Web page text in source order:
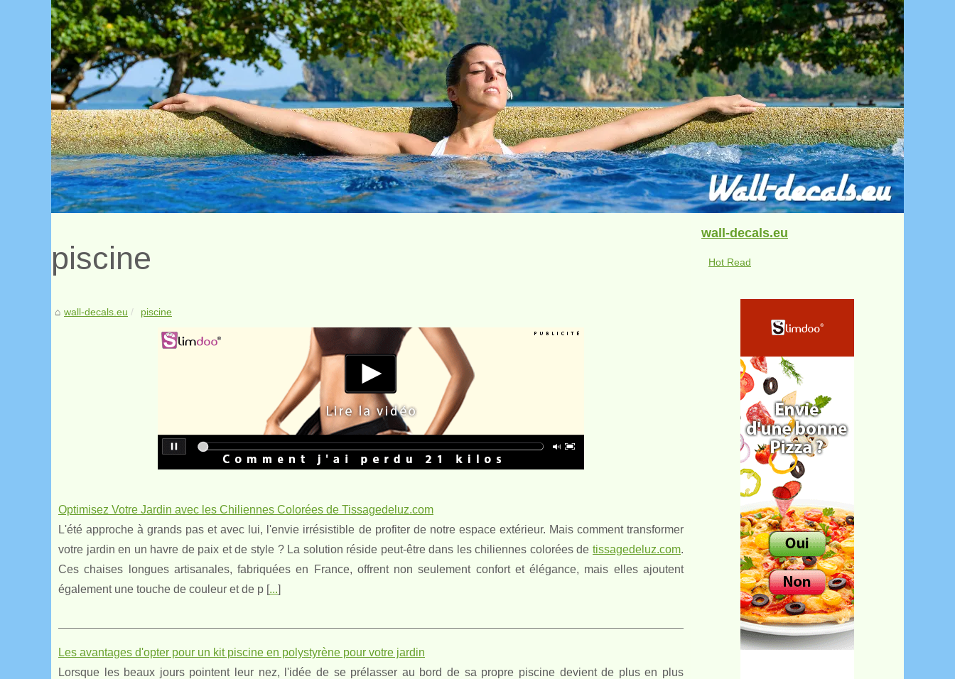
piscine
wall-decals.eu piscine
Optimisez Votre Jardin avec les Chiliennes Colorées de Tissagedeluz.com
L'été approche à grands pas et avec lui, l'envie irrésistible de profiter de notre espace extérieur. Mais comment transformer
votre jardin en un havre de paix et de style ? La solution réside peut-être dans les chiliennes colorées de tissagedeluz.com.
Ces chaises longues artisanales, fabriquées en France, offrent non seulement confort et élégance, mais elles ajoutent
également une touche de couleur et de p [...]
Les avantages d'opter pour un kit piscine en polystyrène pour votre jardin
Lorsque les beaux jours pointent leur nez, l'idée de se prélasser au bord de sa propre piscine devient de plus en plus
wall-decals.eu
Hot Read